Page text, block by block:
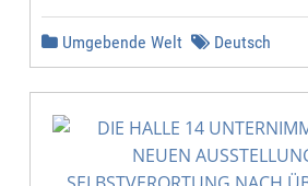
Umgebende Welt Deutsch